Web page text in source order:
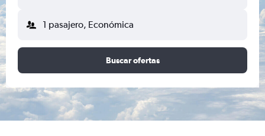
1 pasajero, Económica
Buscar ofertas